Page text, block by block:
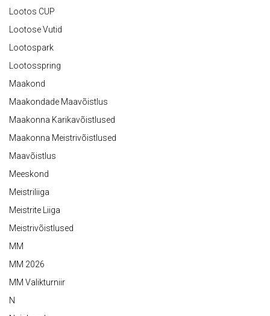
Lootos CUP
Lootose Vutid
Lootospark
Lootosspring
Maakond
Maakondade Maavõistlus
Maakonna Karikavõistlused
Maakonna Meistrivõistlused
Maavõistlus
Meeskond
Meistriliiga
Meistrite Liiga
Meistrivõistlused
MM
MM 2026
MM Valikturniir
N